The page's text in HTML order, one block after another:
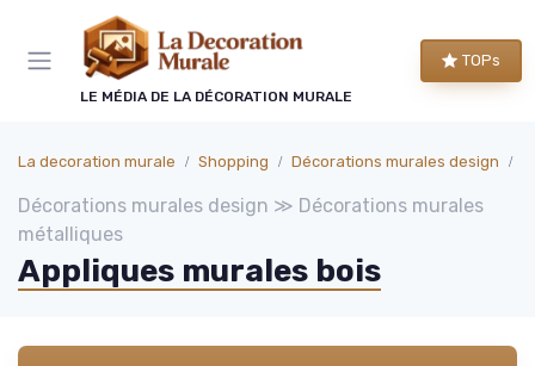
LE MÉDIA DE LA DÉCORATION MURALE
TOPs
La decoration murale Shopping Décorations murales design
Décorations murales design ≫ Décorations murales
métalliques
Appliques murales bois
Panneau de gestion des cookies